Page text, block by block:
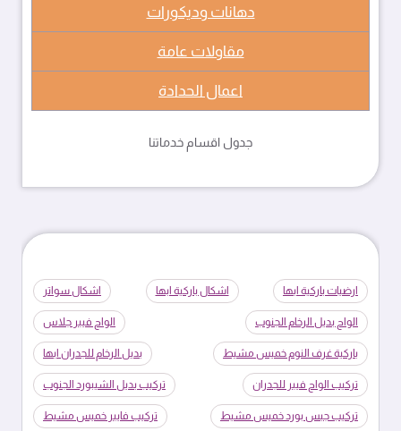
دهانات وديكورات
مقاولات عامة
اعمال الحدادة
جدول اقسام خدماتنا
ارضيات باركية ابها اشكال باركية ابها اشكال سواتر
الواح بديل الرخام الجنوب الواح فيبر جلاس
باركية غرف النوم خميس مشيط بديل الرخام للجدران ابها
تركيب الواح فيبر للجدران تركيب بديل الشيبورد الجنوب
تركيب جبس بورد خميس مشيط تركيب فايبر خميس مشيط